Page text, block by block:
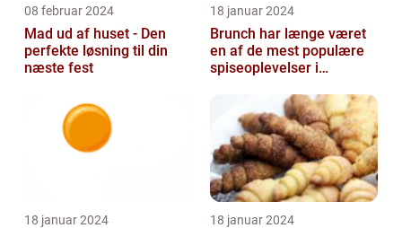
08 februar 2024
Mad ud af huset - Den
perfekte løsning til din
næste fest
18 januar 2024
Brunch har længe været
en af de mest populære
spiseoplevelser i
18 januar 2024 18 januar 2024